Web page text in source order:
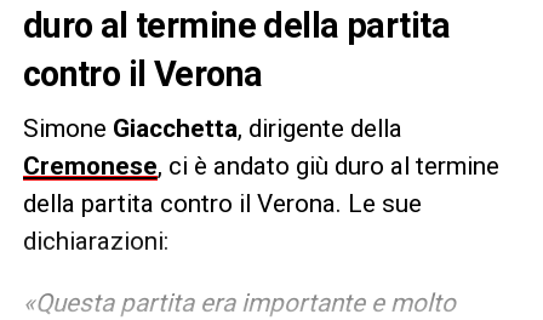
duro al termine della partita
contro il Verona
Simone Giacchetta, dirigente della
Cremonese, ci è andato giù duro al termine
della partita contro il Verona. Le sue
dichiarazioni:
«Questa partita era importante e molto